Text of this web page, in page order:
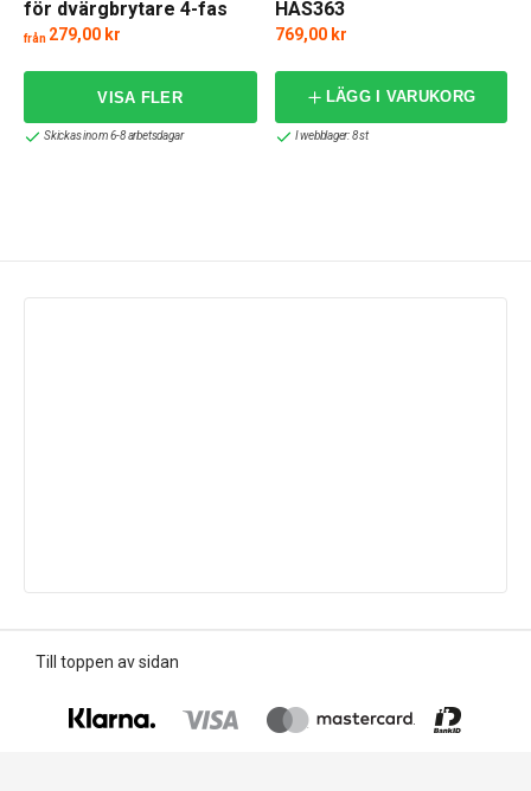
för dvärgbrytare 4-fas
10-16kV
från 279,00 kr
Skickas inom 6-8 arbetsdagar
HAS363
769,00 kr
LÄGG I VARUKORG
I webblager: 8 st
Till toppen av sidan